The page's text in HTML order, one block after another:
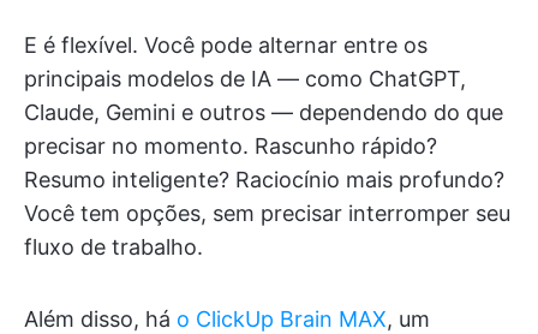
E é flexível. Você pode alternar entre os
principais modelos de IA — como ChatGPT,
Claude, Gemini e outros — dependendo do que
precisar no momento. Rascunho rápido?
Resumo inteligente? Raciocínio mais profundo?
Você tem opções, sem precisar interromper seu
fluxo de trabalho.
Além disso, há o ClickUp Brain MAX, um